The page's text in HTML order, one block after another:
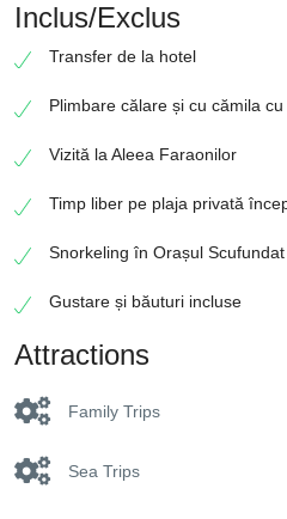
Inclus/Exclus
Transfer de la hotel
Plimbare călare și cu cămila
Vizită la Aleea Faraonilor
Timp liber pe plaja privată
Snorkeling în Orașul Scufundat
Gustare și băuturi incluse
Attractions
Family Trips
Sea Trips